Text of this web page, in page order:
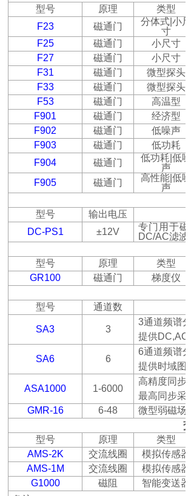
型号 原理
类型
F23
磁通门 分体式 小尺
寸
F25
磁通门
小尺寸
F27
磁通门
小尺寸
F31
磁通门
微型探头
F33
磁通门
微型探头
F53
磁通门
高温型
F901
磁通门
经济型
F902
磁通门
低噪声
F903
磁通门
低功耗
F904
磁通门 低功耗 低噪
声
F905
磁通门 高性能 低噪
声
型号
输出电压
DC-PS1
±12V
专门用于磁
DC/AC滤波
型号 原理
类型
GR100
磁通门 梯度仪
型号 通道数
SA3 3
3通道频谱分
提供DC,AC
SA6 6
6通道频谱分
提供时域图
ASA1000 1-6000
高精度同步
最高同步采
GMR-16
6-48 微型弱磁场
型号 原理
类型
AMS-2K
交流线圈
模拟传感器
AMS-1M
交流线圈
模拟传感器
G1000
磁阻
智能变送器